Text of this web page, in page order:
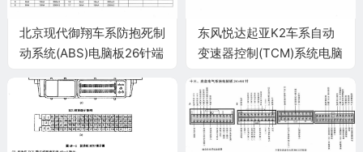
北京现代御翔车系防抱死制
动系统(ABS)电脑板26针端
东风悦达起亚K2车系自动
变速器控制(TCM)系统电脑